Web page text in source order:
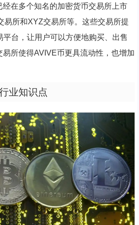
在多个知名的加密货币交易所上市
易所和XYZ交易所等。这些交易所提
台，让用户可以方便地购买、出售
所使得AVIVE币更具流动性，也增加
业知识点